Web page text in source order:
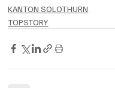
KANTON SOLOTHURN
TOPSTORY